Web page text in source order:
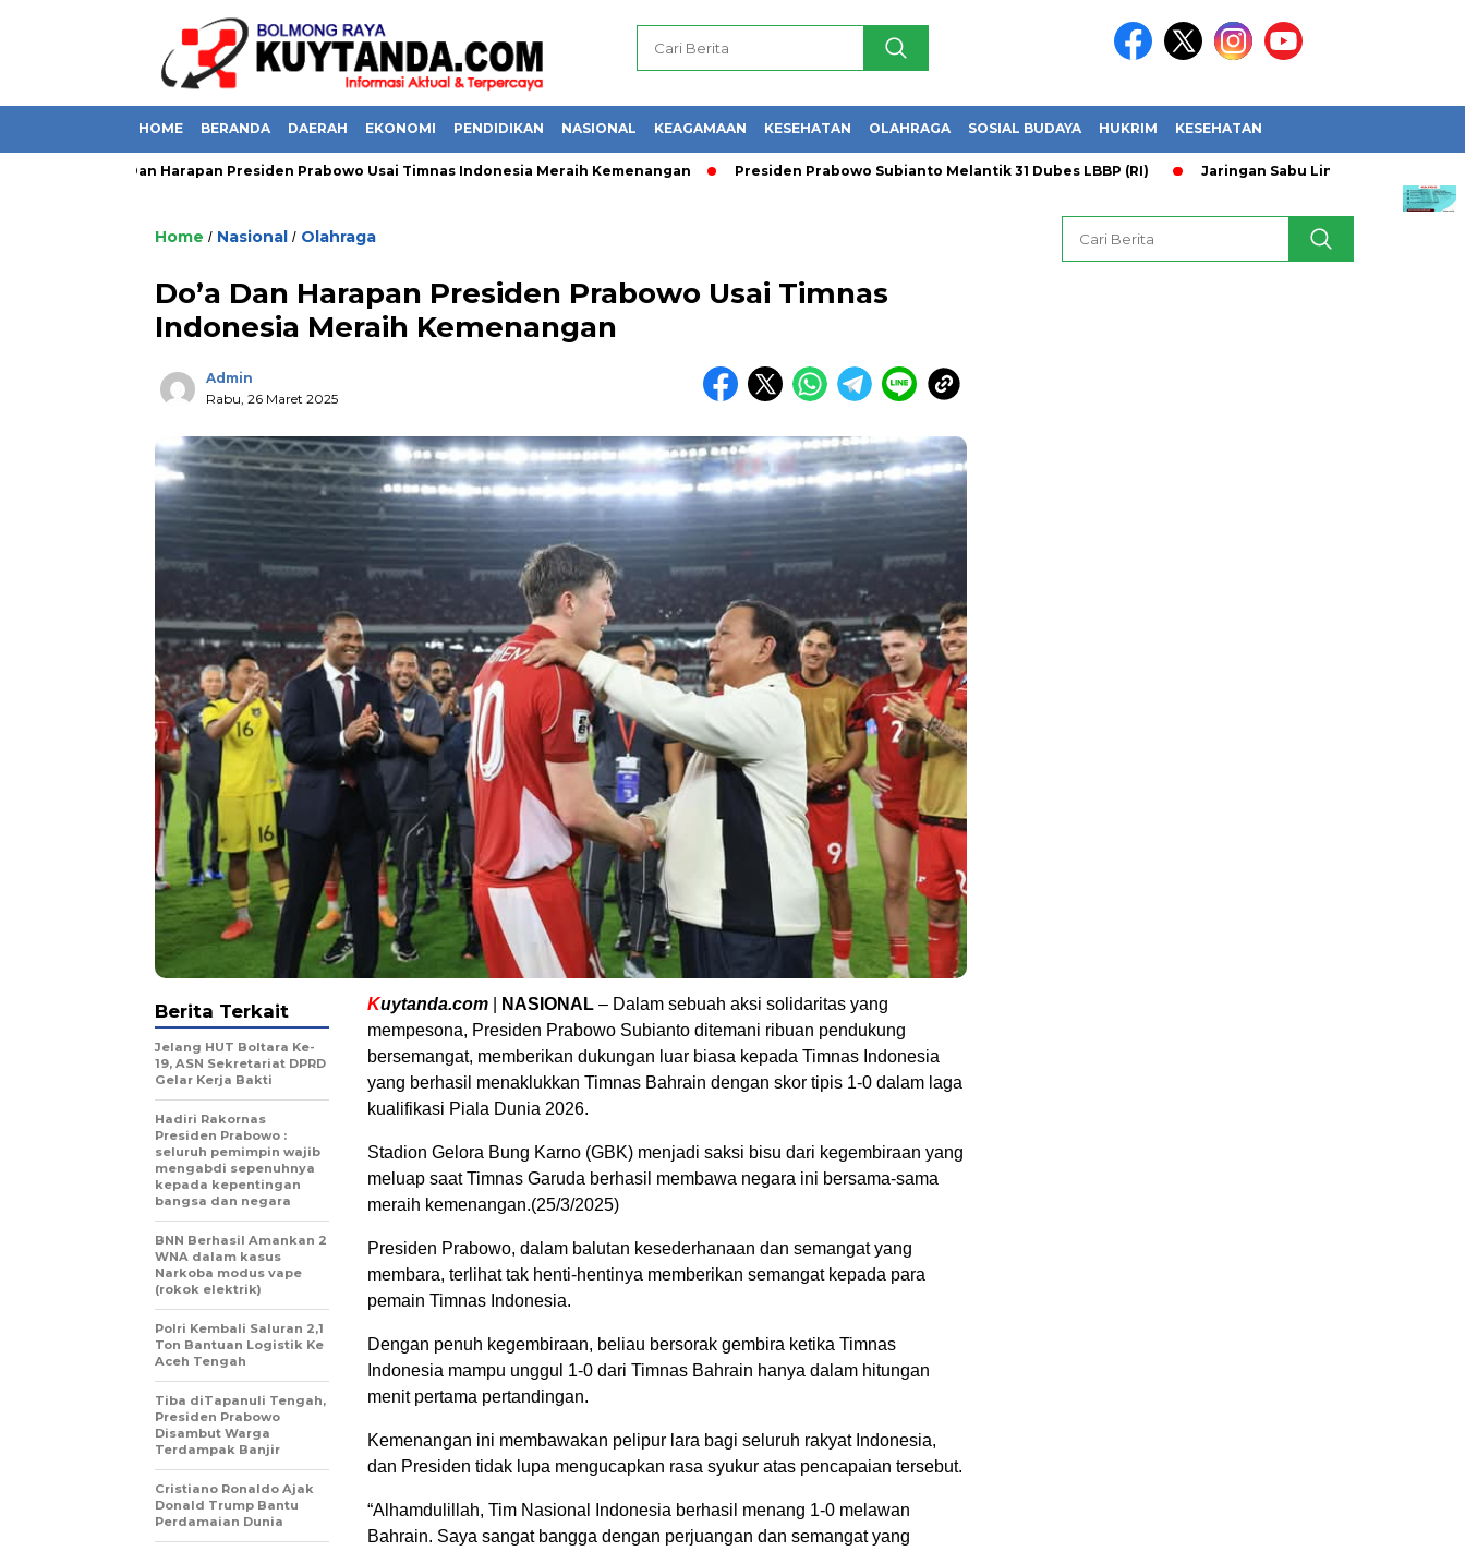
HOME BERANDA DAERAH EKONOMI PENDIDIKAN NASIONAL KEAGAMAAN KESEHATAN OLAHRAGA SOSIAL BUDAYA HUKRIM KESEHATAN
Do’a Dan Harapan Presiden Prabowo Usai Timnas Indonesia Meraih Kemenangan Presiden Prabowo Subianto Melantik 31 Dubes LBBP (RI) Jaringan Sabu Lintas Provinsi
Home / Nasional / Olahraga
Do’a Dan Harapan Presiden Prabowo Usai Timnas
Indonesia Meraih Kemenangan
Admin
Rabu, 26 Maret 2025
Kuytanda.com NASIONAL – Dalam sebuah aksi solidaritas yang
mempesona, Presiden Prabowo Subianto ditemani ribuan pendukung
bersemangat, memberikan dukungan luar biasa kepada Timnas Indonesia
yang berhasil menaklukkan Timnas Bahrain dengan skor tipis 1-0 dalam laga
kualifikasi Piala Dunia 2026.
Stadion Gelora Bung Karno (GBK) menjadi saksi bisu dari kegembiraan yang
meluap saat Timnas Garuda berhasil membawa negara ini bersama-sama
meraih kemenangan.(25/3/2025)
Presiden Prabowo, dalam balutan kesederhanaan dan semangat yang
membara, terlihat tak henti-hentinya memberikan semangat kepada para
pemain Timnas Indonesia.
Dengan penuh kegembiraan, beliau bersorak gembira ketika Timnas
Indonesia mampu unggul 1-0 dari Timnas Bahrain hanya dalam hitungan
menit pertama pertandingan.
Kemenangan ini membawakan pelipur lara bagi seluruh rakyat Indonesia,
dan Presiden tidak lupa mengucapkan rasa syukur atas pencapaian tersebut.
“Alhamdulillah, Tim Nasional Indonesia berhasil menang 1-0 melawan
Bahrain. Saya sangat bangga dengan perjuangan dan semangat yang
Berita Terkait
Jelang HUT Boltara Ke-
19, ASN Sekretariat DPRD
Gelar Kerja Bakti
Hadiri Rakornas
Presiden Prabowo :
seluruh pemimpin wajib
mengabdi sepenuhnya
kepada kepentingan
bangsa dan negara
BNN Berhasil Amankan 2
WNA dalam kasus
Narkoba modus vape
(rokok elektrik)
Polri Kembali Saluran 2,1
Ton Bantuan Logistik Ke
Aceh Tengah
Tiba diTapanuli Tengah,
Presiden Prabowo
Disambut Warga
Terdampak Banjir
Cristiano Ronaldo Ajak
Donald Trump Bantu
Perdamaian Dunia